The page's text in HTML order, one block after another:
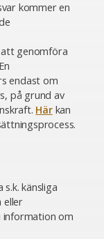
kommer en
genomföra
endast om
på grund av
Härkan
känsliga
eller
om